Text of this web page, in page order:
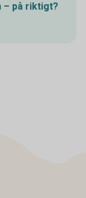
– på riktigt?